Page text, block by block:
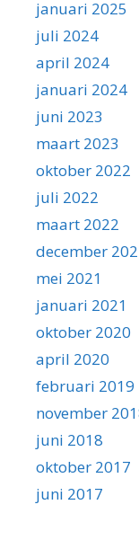
januari 2025
juli 2024
april 2024
januari 2024
juni 2023
maart 2023
oktober 2022
juli 2022
maart 2022
december
mei 2021
januari 2021
oktober 2020
april 2020
februari 2019
november
juni 2018
oktober 2017
juni 2017